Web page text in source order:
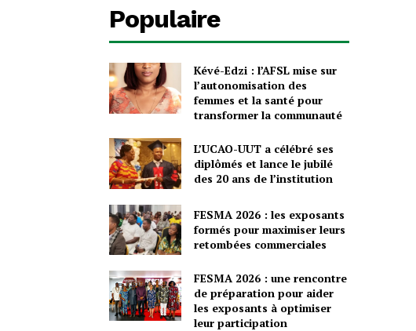
Populaire
Kévé-Edzi : l’AFSL mise sur
l’autonomisation des
femmes et la santé pour
transformer la communauté
L’UCAO-UUT a célébré ses
diplômés et lance le jubilé
des 20 ans de l’institution
FESMA 2026 : les exposants
formés pour maximiser leurs
retombées commerciales
FESMA 2026 : une rencontre
de préparation pour aider
les exposants à optimiser
leur participation